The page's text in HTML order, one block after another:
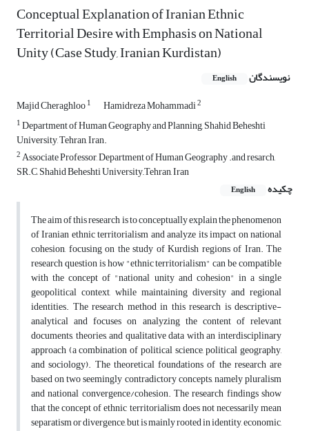
Conceptual Explanation of Iranian Ethnic
Territorial Desire with Emphasis on National
Unity (Case Study, Iranian Kurdistan)
نویسندگان English
Majid Cheraghloo1 Hamidreza Mohammadi2
1Department of Human Geography and Planning, Shahid Beheshti
University, Tehran, Iran.
2Associate Professor, Department of Human Geography .and resarch,
SR.C, Shahid Beheshti University,,Tehran, Iran
چکیده
English
The aim of this research is to conceptually explain the phenomenon
of Iranian ethnic territorialism and analyze its impact on national
cohesion, focusing on the study of Kurdish regions of Iran. The
research question is how "ethnic territorialism" can be compatible
with the concept of "national unity and cohesion" in a single
geopolitical context, while maintaining diversity and regional
identities. The research method in this research is descriptive-
analytical and focuses on analyzing the content of relevant
documents, theories, and qualitative data with an interdisciplinary
approach (a combination of political science, political geography,
and sociology). The theoretical foundations of the research are
based on two seemingly contradictory concepts, namely pluralism
and national convergence/cohesion. The research findings show
that the concept of ethnic territorialism does not necessarily mean
separatism or divergence, but is mainly rooted in identity, economic,